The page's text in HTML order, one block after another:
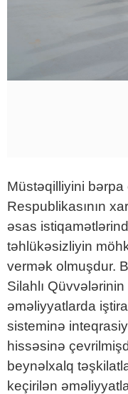
Müstəqilliyini
Respublikasının
əsas
təhlükəsizliyin
vermək olmuşdur.
Silahlı
əməliyyatlarda
sisteminə
hissəsinə
beynəlxalq
keçirilən